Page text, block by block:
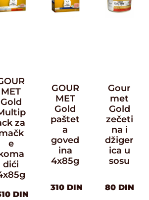
MET
Gold
za
e
dići
DIN
GOUR
MET
Gold
paštet
a
goved
ina
4x85g
310 DIN
Gour
met
Gold
zečeti
na i
džiger
ica u
sosu
80 DIN